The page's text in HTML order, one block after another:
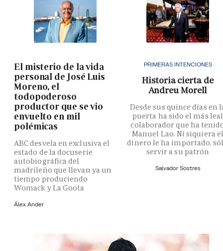
El misterio de la vida
personal de José Luis
Moreno, el
todopoderoso
productor que se vio
envuelto en mil
polémicas
ABC desvela en exclusiva el
estado de la docuserie
autobiográfica del
madrileño que llevan ya un
tiempo produciendo
Womack y La Goota
Álex Ander
PRIMERAS INTENCIONES
Historia cierta de
Andreu Morell
Desde sus quince días en
puerta ha sido el más leal
colaborador que ha
Manuel Lao. Ni siquiera
dinero le ha importado,
servir a su patrón
Salvador Sostres